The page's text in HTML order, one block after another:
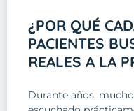
¿POR QUÉ
PACIENTES
REALES A LA
Durante años,